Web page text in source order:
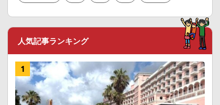
人気記事ランキング